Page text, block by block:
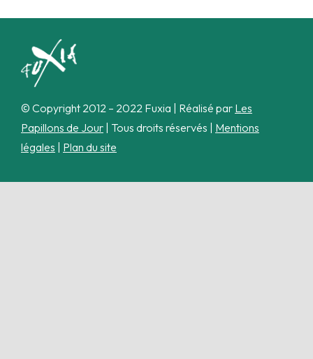
© Copyright 2012 – 2022 Fuxia | Réalisé par Les
Papillons de Jour| Tous droits réservés | Mentions
légales
Plan du site